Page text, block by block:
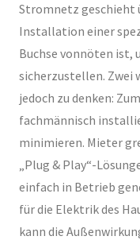
Stromnetz geschieht
Installation einer
Buchse vonnöten ist,
sicherzustellen. Zwei
jedoch zu denken:
fachmännisch
minimieren. Mieter
„Plug & Play“-
einfach in Betrieb
für die Elektrik des
kann die